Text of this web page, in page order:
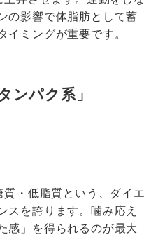
の影響で体脂肪として蓄
ミングが重要です。
ンパク系」
・低脂質という、ダイエ
スを誇ります。噛み応え
感」を得られるのが最大